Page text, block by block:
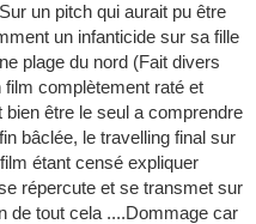
un pitch qui aurait pu être
un infanticide sur sa fille
plage du nord (Fait divers
film complètement raté et
bien être le seul a comprendre
bâclée, le travelling final sur
étant censé expliquer
répercute et se transmet sur
de tout cela ....Dommage car